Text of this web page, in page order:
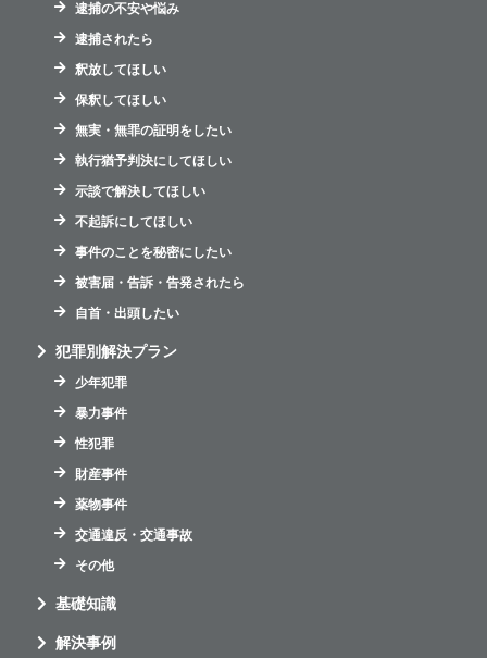
逮捕の不安や悩み
逮捕されたら
釈放してほしい
保釈してほしい
無実・無罪の証明をしたい
執行猶予判決にしてほしい
示談で解決してほしい
不起訴にしてほしい
事件のことを秘密にしたい
被害届・告訴・告発されたら
自首・出頭したい
犯罪別解決プラン
少年犯罪
暴力事件
性犯罪
財産事件
薬物事件
交通違反・交通事故
その他
基礎知識
解決事例